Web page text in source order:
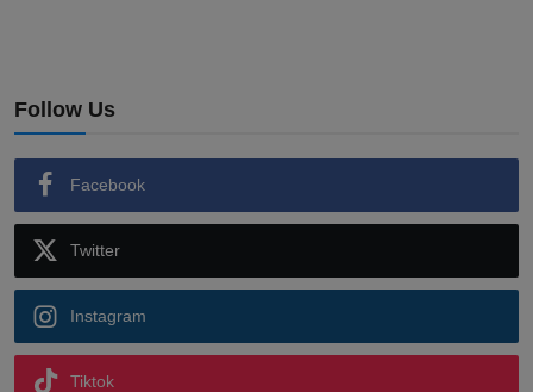
Follow Us
Facebook
Twitter
Instagram
Tiktok